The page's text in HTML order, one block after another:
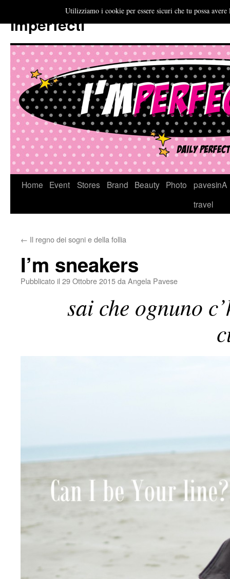
Imperfecti
VaiHome Event Stores Brand Beauty Photo
pavesinA
travel
← Il regno dei sogni e della follia
I’m sneakers
Pubblicato il 29 Ottobre 2015da Angela Pavese
sai che ognuno
Utilizziamo i cookie per essere sicuri che tu possa